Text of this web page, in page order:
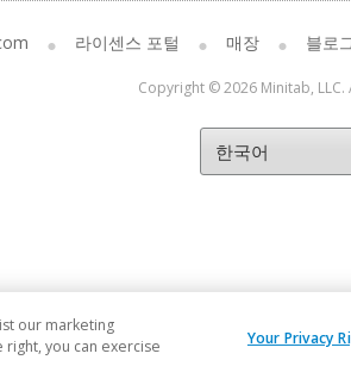
라이센스 포털 매장 블로
Copyright © 2026 Minitab, LLC.
our marketing
you can exercise
Your Privacy